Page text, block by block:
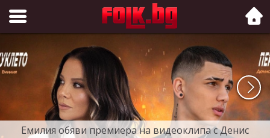
Folk.bg
Емилия обяви премиера на видеоклипа с Денис